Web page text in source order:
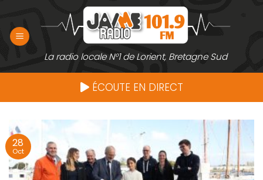
contenu
La radio locale N°1 de Lorient, Bretagne Sud
ÉCOUTE EN DIRECT
28
Oct